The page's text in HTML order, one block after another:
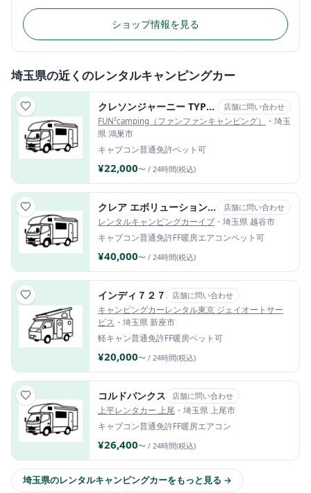
ショップ情報を見る
埼玉県の近くのレンタルキャンピングカー
クレソンジャーニー TYPE X 店舗に問い合わせ
FUN²camping（ファンファンキャンピング）
・埼玉
県 鴻巣市
キャブコン普通免許ペット可
¥22,000〜 / 24時間(税込)
クレア エボリューション5.3X ４WD 2号車 店舗に問い合わせ
レンタルキャンピングカーイブ ・埼玉県 越谷市
キャブコン普通免許FF暖房エアコンペット可
¥40,000〜 / 24時間(税込)
インディ７２７ 店舗に問い合わせ
キャンピングカーレンタル東京 ジェイオートサー
ビス ・埼玉県 新座市
軽キャン普通免許FF暖房ペット可
¥20,000〜 / 24時間(税込)
コルドバンクス 店舗に問い合わせ
上平レンタカー 上尾 ・埼玉県 上尾市
キャブコン普通免許FF暖房エアコン
¥26,400〜 / 24時間(税込)
埼玉県のレンタルキャンピングカーをもっと見る →